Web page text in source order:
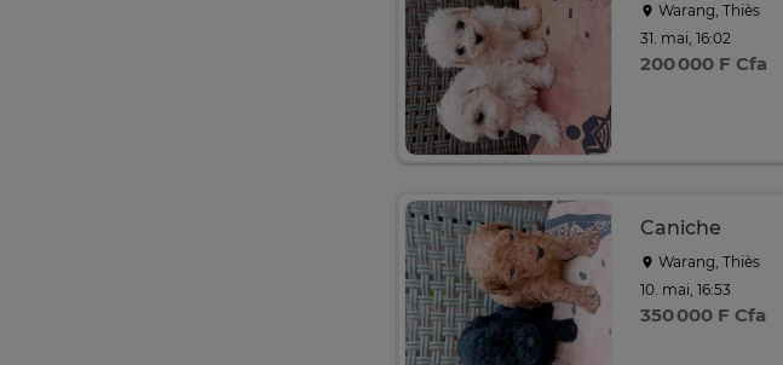
Warang, Thiès
31. mai, 16:02
200 000 F Cfa
Caniche
Warang, Thiès
10. mai, 16:53
350 000 F Cfa